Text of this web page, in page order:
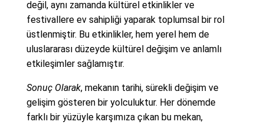
değil, aynı zamanda kültürel etkinlikler ve
festivallere ev sahipliği yaparak toplumsal bir rol
üstlenmiştir. Bu etkinlikler, hem yerel hem de
uluslararası düzeyde kültürel değişim ve anlamlı
etkileşimler sağlamıştır.
Sonuç Olarak, mekanın tarihi, sürekli değişim ve
gelişim gösteren bir yolculuktur. Her dönemde
farklı bir yüzüyle karşımıza çıkan bu mekan,